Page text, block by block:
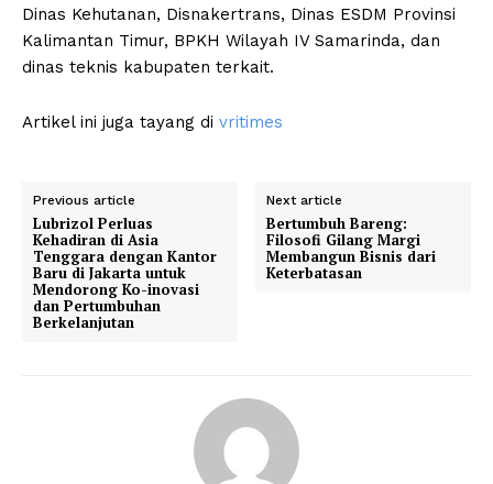
Dinas Kehutanan, Disnakertrans, Dinas ESDM Provinsi
Kalimantan Timur, BPKH Wilayah IV Samarinda, dan
dinas teknis kabupaten terkait.
Artikel ini juga tayang di vritimes
Previous article
Lubrizol Perluas
Kehadiran di Asia
Tenggara dengan Kantor
Baru di Jakarta untuk
Mendorong Ko-inovasi
dan Pertumbuhan
Berkelanjutan
Next article
Bertumbuh Bareng:
Filosofi Gilang Margi
Membangun Bisnis dari
Keterbatasan